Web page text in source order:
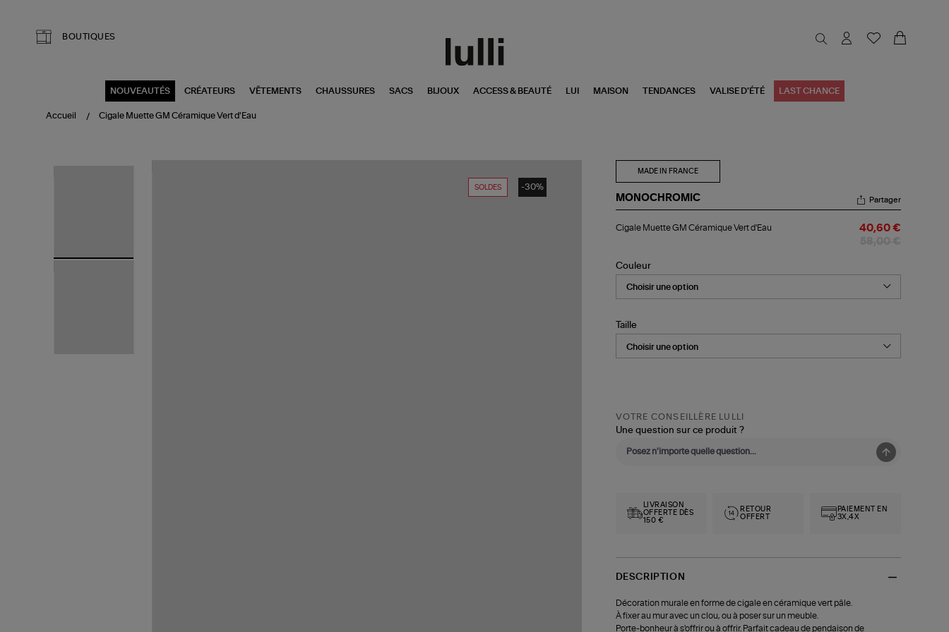
BOUTIQUES
NOUVEAUTÉS CRÉATEURS VÊTEMENTS CHAUSSURES SACS BIJOUX ACCESS & BEAUTÉ LUI MAISON TENDANCES VALISE D'ÉTÉ LAST CHANCE
Accueil Cigale Muette GM Céramique Vert d'Eau
SOLDES -30%
MADE IN FRANCE
MONOCHROMIC
Muette
Vert
d'Eau
Partager
Cigale Muette GM Céramique Vert d'Eau 40,60 €
Couleur
Taille
VOTRE CONSEILLÈRE LULLI
Une question sur ce produit ?
LIVRAISON
OFFERTE DÈS
150 €
RETOUR
OFFERT
PAIEMENT EN
3X,4X
DESCRIPTION
Décoration murale en forme de cigale en céramique vert pâle.
À fixer au mur avec un clou, ou à poser sur un meuble.
Porte-bonheur à s'offrir ou à offrir. Parfait cadeau de pendaison de